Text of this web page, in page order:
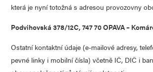
která je nyní totožná s adresou provozovny
Podvihovská 378/12C, 747 70 OPAVA –
Ostatní kontaktní údaje (e-mailové adresy,
pevné linky i mobilní čísla) včetně IČ, DIČ i